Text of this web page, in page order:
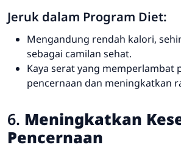
Jeruk dalam Program Diet:
Mengandung rendah kalori,
sebagai camilan sehat.
Kaya serat yang memperlambat
pencernaan dan meningkatkan
6. Meningkatkan
Pencernaan